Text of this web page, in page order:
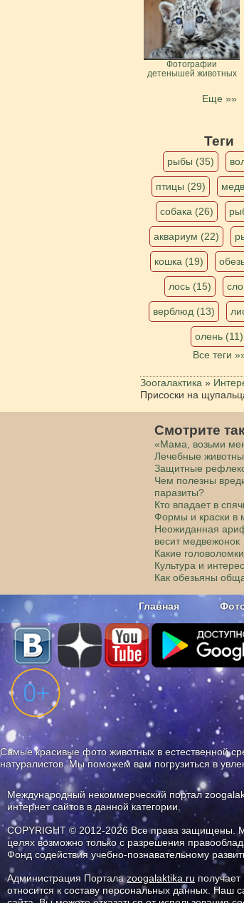
Фотографии
детенышей животных
Еще »»
Теги
рыбы (35)
птицы (29)
собака (26)
аквариум (22)
кошка (19)
лось (15)
верблюд (13)
олень (11)
Все теги
Зоогалактика »
Присоски на
Смотрите
«Мама, возьми
Лечебные
Защитные
Чем полезны
паразиты?
Кто впадает в
Формы и краски в
Неожиданная
весит медвежонок
Какие
Культура и
Как обезьяны
Главная
Наши приложения.
Самые красивые фото животных в естественной
натуралистов. Мы поможем вам погрузиться в
Международный некоммерческий портал
интернет сайтов в данной категории.
COPYRIGHT © 2012-2026 Все права защищены.
целях возможно только с разрешения
Фонд содействия учебно-познавательному
Администрация Порталаzoogalaktika.ru
относится к составу персональных данных. Наш